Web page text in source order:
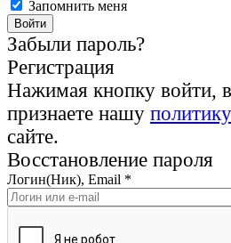
Запомнить меня
Забыли пароль?
Регистрация
Нажимая кнопку войти,
признаете нашу
сайте.
Восстановление пароля
Логин(Ник), Email *